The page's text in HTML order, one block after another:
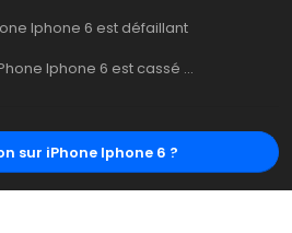
Iphone 6 est défaillant
Iphone 6 est cassé ...
sur iPhone Iphone 6 ?